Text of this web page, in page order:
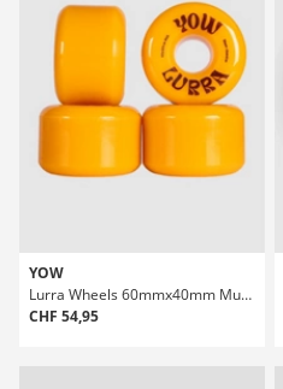
YOW
Lurra Wheels 60mmx40mm Mustard Shr 80A Wheels
CHF 54,95